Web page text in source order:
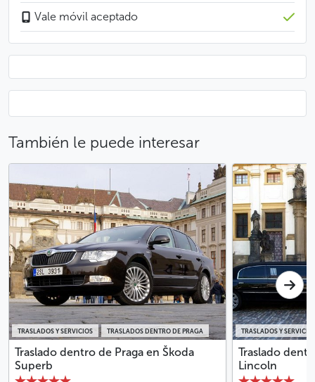
Menos
Vale móvil aceptado
También le puede interesar
TRASLADOS Y SERVICIOS TRASLADOS DENTRO DE PRAGA
Traslado dentro de Praga en Škoda
Superb
TRASLADOS Y
Traslado
Lincoln